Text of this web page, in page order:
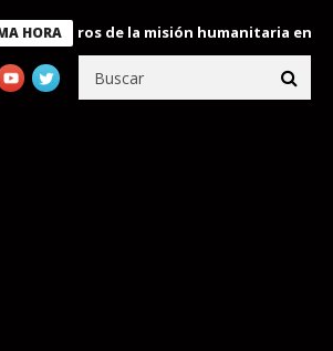
HORA de la misión humanitaria enviada a